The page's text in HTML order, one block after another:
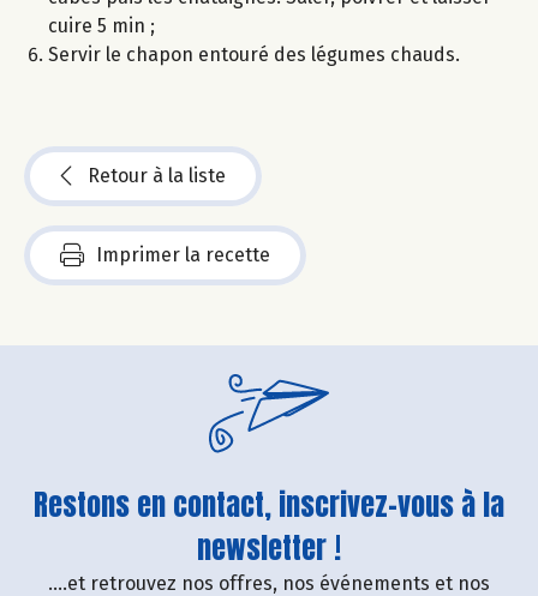
cuire 5 min ;
Servir le chapon entouré des légumes chauds.
Retour à la liste
Imprimer la recette
Restons en contact, inscrivez-vous à la
newsletter !
....et retrouvez nos offres, nos événements et nos